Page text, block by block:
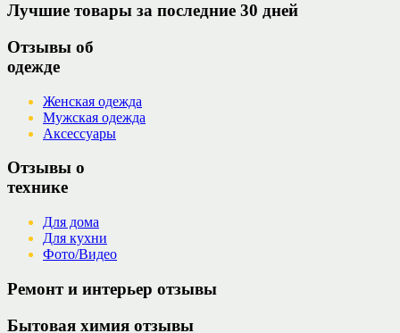
Лучшие товары за последние 30 дней
Отзывы об
одежде
Женская одежда
Мужская одежда
Аксессуары
Отзывы о
технике
Для дома
Для кухни
Фото/Видео
Ремонт и интерьер отзывы
Бытовая химия отзывы